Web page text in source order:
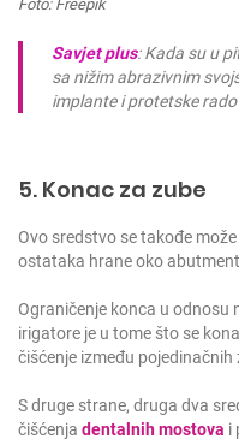
Foto: Freepik
Savjet plus: Kada su u
sa nižim abrazivnim
implante i protetske
5. Konac za zube
Ovo sredstvo se takođe
ostataka hrane oko
Ograničenje konca u odnosu
irigatore je u tome što se
čišćenje između pojedinačnih
S druge strane, druga dva
čišćenja dentalnih mostova i